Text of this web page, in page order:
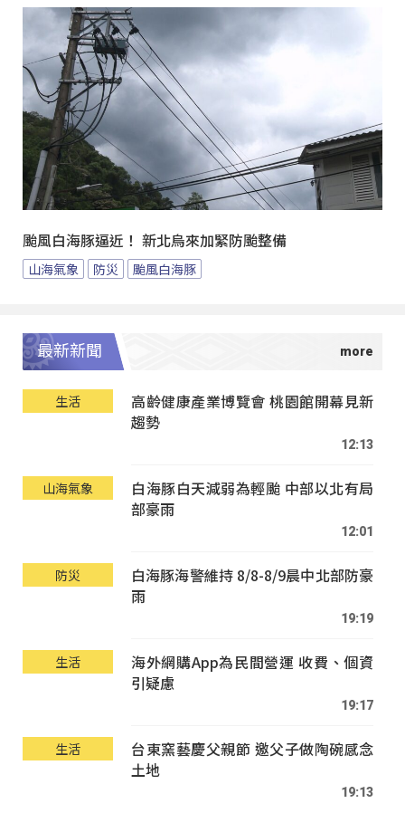
颱風白海豚逼近！ 新北烏來加緊防颱整備
山海氣象 防災 颱風白海豚
最新新聞
生活
高齡健康產業博覽會 桃園館開幕見新
趨勢
12:13
山海氣象
白海豚白天減弱為輕颱 中部以北有局
部豪雨
12:01
防災
白海豚海警維持 8/8-8/9晨中北部防豪
雨
19:19
生活
海外網購App為民間營運 收費、個資
引疑慮
19:17
生活
台東窯藝慶父親節 邀父子做陶碗感念
土地
19:13